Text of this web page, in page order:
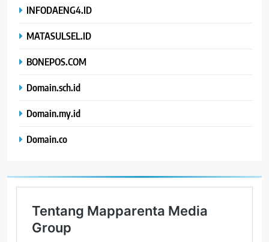
INFODAENG4.ID
MATASULSEL.ID
BONEPOS.COM
Domain.sch.id
Domain.my.id
Domain.co